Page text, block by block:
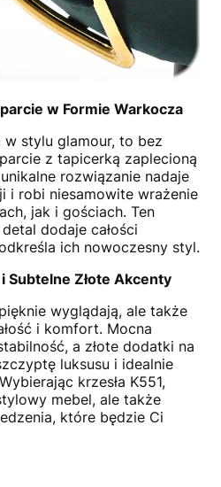
w Formie Warkocza
w stylu glamour, to bez
z tapicerką zaplecioną
rozwiązanie nadaje
i robi niesamowite wrażenie
jak i gościach. Ten
dodaje całości
ich nowoczesny styl.
Subtelne Złote Akcenty
wyglądają, ale także
i komfort. Mocna
a złote dodatki na
luksusu i idealnie
krzesła K551,
mebel, ale także
które będzie Ci